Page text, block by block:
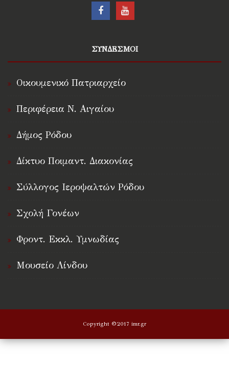
ΣΥΝΔΕΣΜΟΙ
Οικουμενικό Πατριαρχείο
Περιφέρεια Ν. Αιγαίου
Δήμος Ρόδου
Δίκτυο Ποιμαντ. Διακονίας
Σύλλογος Ιεροψαλτών Ρόδου
Σχολή Γονέων
Φροντ. Εκκλ. Υμνωδίας
Μουσείο Λίνδου
Copyright ©2017 imr.gr